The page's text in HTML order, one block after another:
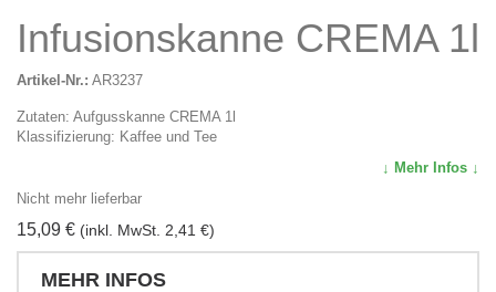
Infusionskanne CREMA 1l
Artikel-Nr.: AR3237
Zutaten: Aufgusskanne CREMA 1l
Klassifizierung: Kaffee und Tee
↓ Mehr Infos ↓
Nicht mehr lieferbar
15,09 € (inkl. MwSt. 2,41 €)
MEHR INFOS